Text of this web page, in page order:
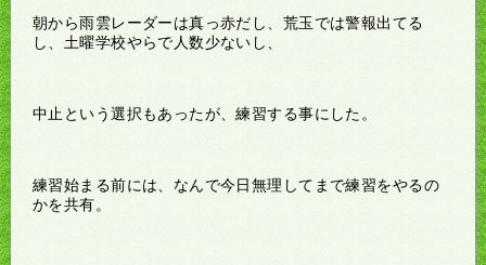
朝から雨雲レーダーは真っ赤だし、荒玉では警報出てる
し、土曜学校やらで人数少ないし、
中止という選択もあったが、練習する事にした。
練習始まる前には、なんで今日無理してまで練習をやるの
かを共有。